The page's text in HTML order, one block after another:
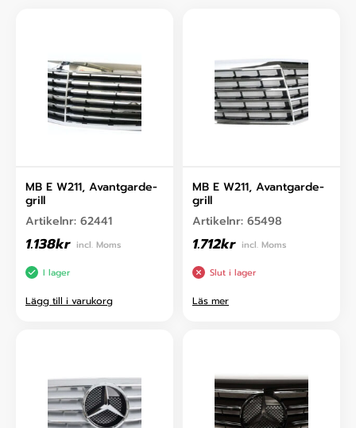
MB E W211, Avantgarde-
grill
Artikelnr: 62441
1.138kr incl. Moms
I lager
Lägg till i varukorg
MB E W211, Avantgarde-
grill
Artikelnr: 65498
1.712kr incl. Moms
Slut i lager
Läs mer